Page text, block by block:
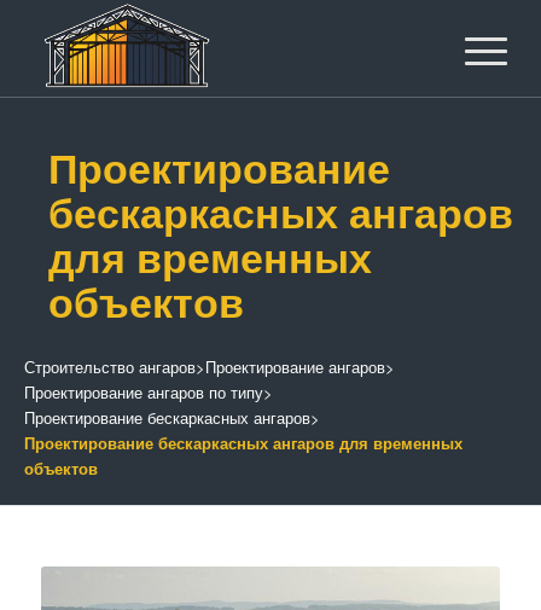
Проектирование
бескаркасных ангаров
для временных
объектов
Строительство ангаров>Проектирование ангаров>
Проектирование ангаров по типу>
Проектирование бескаркасных ангаров>
Проектирование бескаркасных ангаров для временных
объектов